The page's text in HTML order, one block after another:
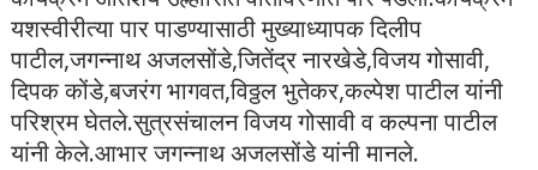
यशस्वीरीत्या पार पाडण्यासाठी मुख्याध्यापक दिलीप
पाटील,जगन्नाथ अजलसोंडे,जितेंद्र नारखेडे,विजय गोसावी,
दिपक कोंडे,बजरंग भागवत,विठ्ठल भुतेकर,कल्पेश पाटील यांनी
परिश्रम घेतले.सुत्रसंचालन विजय गोसावी व कल्पना पाटील
यांनी केले.आभार जगन्नाथ अजलसोंडे यांनी मानले.